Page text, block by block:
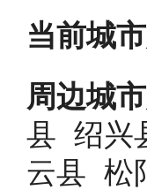
当前城
周边城
县 绍兴
云县 松